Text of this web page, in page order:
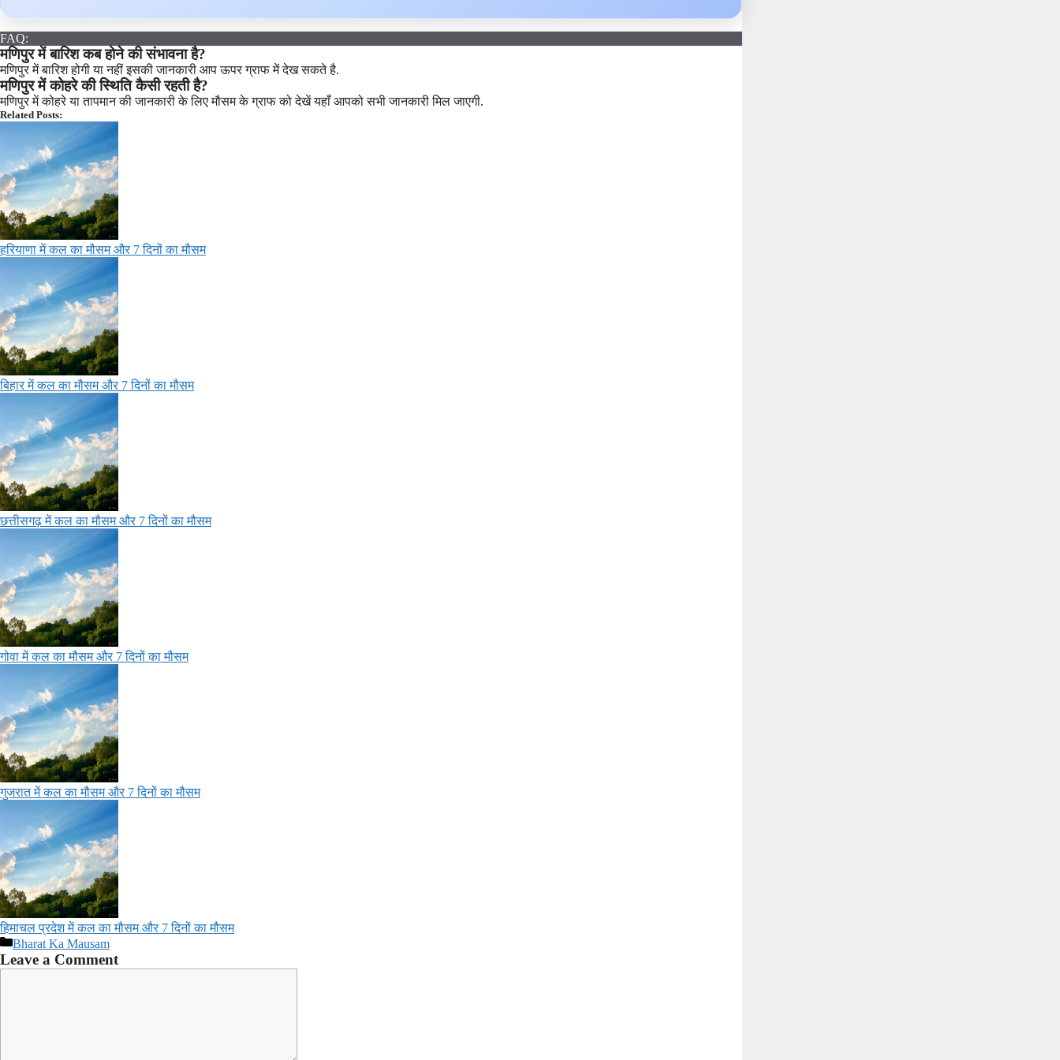
FAQ:
मणिपुर में बारिश कब होने की संभावना है?
मणिपुर में बारिश होगी या नहीं इसकी जानकारी आप ऊपर ग्राफ में देख सकते है.
मणिपुर में कोहरे की स्थिति कैसी रहती है?
मणिपुर में कोहरे या तापमान की जानकारी के लिए मौसम के ग्राफ को देखें यहाँ आपको सभी जानकारी मिल जाएगी.
Related Posts:
हरियाणा में कल का मौसम और 7 दिनों का मौसम
बिहार में कल का मौसम और 7 दिनों का मौसम
छत्तीसगढ़ में कल का मौसम और 7 दिनों का मौसम
गोवा में कल का मौसम और 7 दिनों का मौसम
गुजरात में कल का मौसम और 7 दिनों का मौसम
हिमाचल प्रदेश में कल का मौसम और 7 दिनों का मौसम
Categories
Bharat Ka Mausam
Leave a Comment